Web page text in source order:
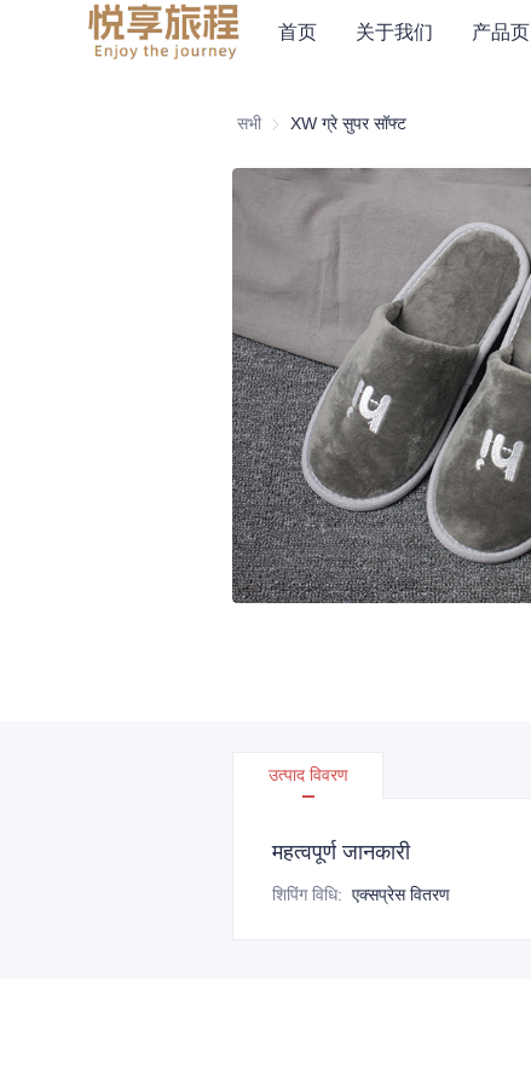
首页 关于我们 产品页
सभी XW ग्रे सुपर सॉफ्ट
उत्पाद विवरण
महत्वपूर्ण जानकारी
शिपिंग विधि: एक्सप्रेस वितरण